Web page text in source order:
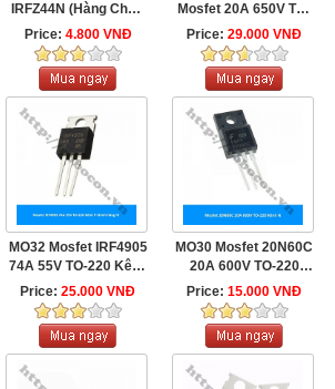
IRFZ44N (Hàng Chưa
In Mã Mosfet Trên
Thân)
Price: 4.800 VNĐ
Mosfet 20A 650V TO-
220F
Price: 29.000 VNĐ
MO32 Mosfet IRF4905
74A 55V TO-220 Kênh
P Chính Hãng ...
Price: 25.000 VNĐ
MO30 Mosfet 20N60C
20A 600V TO-220
Kênh N
Price: 15.000 VNĐ